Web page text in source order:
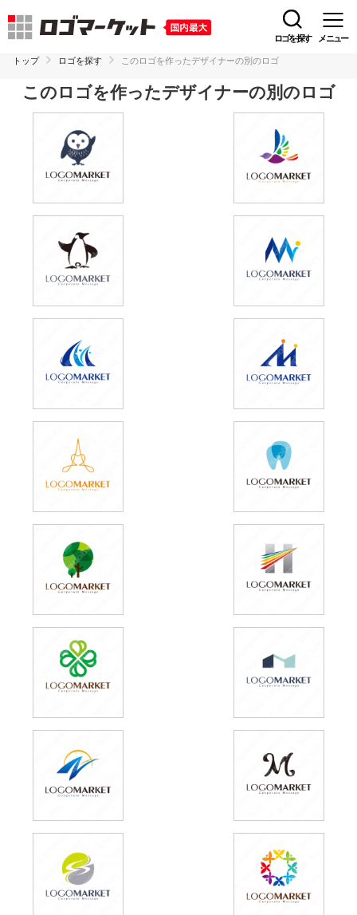
ロゴを探す メニュー
トップ ロゴを探す このロゴを作ったデザイナーの別のロゴ
このロゴを作ったデザイナーの別のロゴ